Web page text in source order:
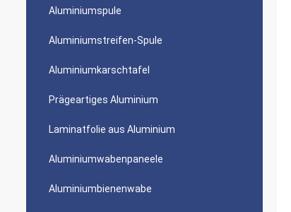
Aluminiumspule
Aluminiumstreifen-Spule
Aluminiumkarschtafel
Prägeartiges Aluminium
Laminatfolie aus Aluminium
Aluminiumwabenpaneele
Aluminiumbienenwabe